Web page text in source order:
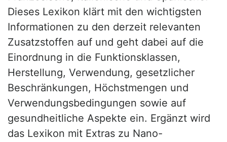
Dieses Lexikon klärt mit den wichtigsten
Informationen zu den derzeit relevanten
Zusatzstoffen auf und geht dabei auf die
Einordnung in die Funktionsklassen,
Herstellung, Verwendung, gesetzlicher
Beschränkungen, Höchstmengen und
Verwendungsbedingungen sowie auf
gesundheitliche Aspekte ein. Ergänzt wird
das Lexikon mit Extras zu Nano-